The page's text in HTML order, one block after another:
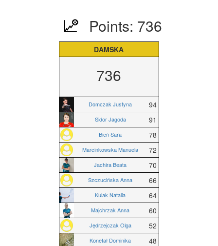
Points: 736
DAMSKA
736
Domczak Justyna 94
Sidor Jagoda 91
Bień Sara 78
Marcinkowska Manuela 72
Jachira Beata 70
Szczucińska Anna 66
Kulak Natalia 64
Majchrzak Anna 60
Jędrzejczak Olga 52
Konefał Dominika 48